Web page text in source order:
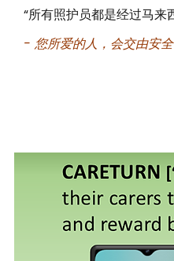
“所有照护员都是经过马来
- 您所爱的人，会交由安全